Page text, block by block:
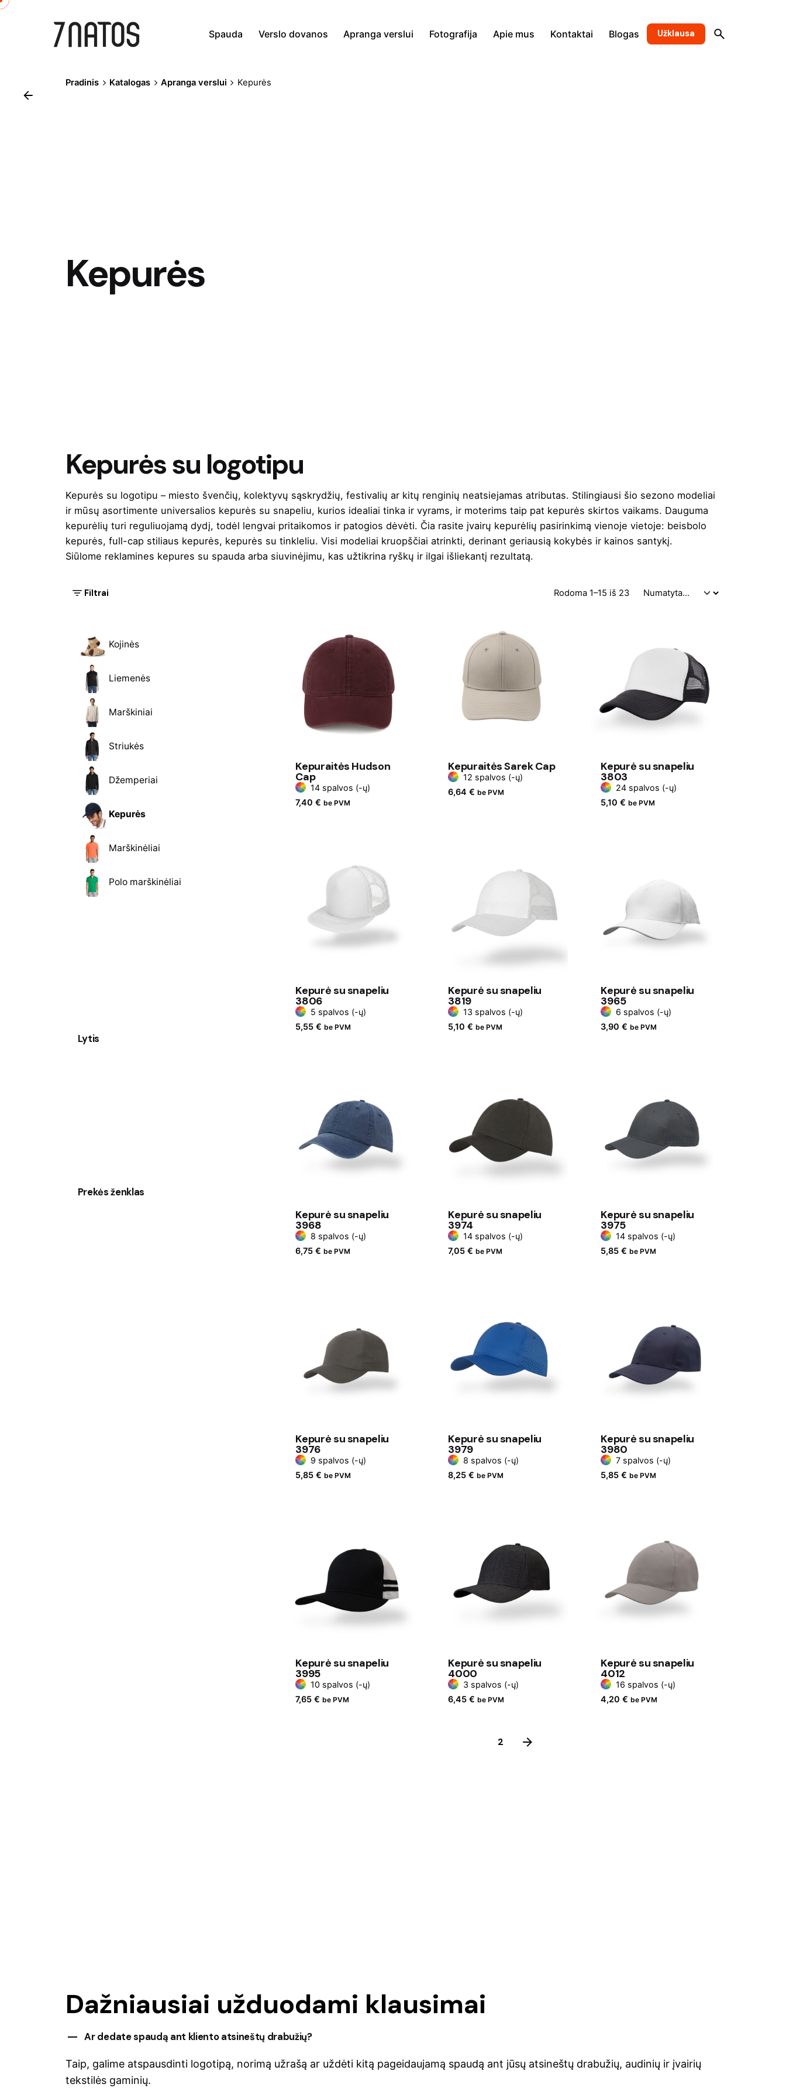
Skip
Spauda Verslo dovanos Apranga verslui Fotografija Apie mus Kontaktai Blogas Užklausa
Pradinis Katalogas Apranga verslui Kepurės
Kepurės
Kepurės su logotipu
Kepurės su logotipu – miesto švenčių, kolektyvų sąskrydžių, festivalių ar kitų renginių neatsiejamas atributas. Stilingiausi šio sezono modeliai
ir mūsų asortimente universalios kepurės su snapeliu, kurios idealiai tinka ir vyrams, ir moterims taip pat kepurės skirtos vaikams. Dauguma
kepurėlių turi reguliuojamą dydį, todėl lengvai pritaikomos ir patogios dėvėti. Čia rasite įvairų kepurėlių pasirinkimą vienoje vietoje: beisbolo
kepurės, full-cap stiliaus kepurės, kepurės su tinkleliu. Visi modeliai kruopščiai atrinkti, derinant geriausią kokybės ir kainos santykį.
Siūlome reklamines kepures su spauda arba siuvinėjimu, kas užtikrina ryškų ir ilgai išliekantį rezultatą.
Filtrai Rodoma 1–15 iš 23
Kojinės
Liemenės
Marškiniai
Striukės
Džemperiai
Kepurės
Marškinėliai
Polo marškinėliai
Lytis
Prekės ženklas
Kepuraitės Hudson
Cap
14 spalvos (-ų)
7,40€ be PVM
Kepuraitės Sarek Cap
12 spalvos (-ų)
6,64€ be PVM
Kepurė su snapeliu
3803
24 spalvos (-ų)
5,10€ be PVM
Kepurė su snapeliu
3806
5 spalvos (-ų)
5,55€ be PVM
Kepurė su snapeliu
3819
13 spalvos (-ų)
5,10€ be PVM
Kepurė su snapeliu
3965
6 spalvos (-ų)
3,90€ be PVM
Kepurė su snapeliu
3968
8 spalvos (-ų)
6,75€ be PVM
Kepurė su snapeliu
3974
14 spalvos (-ų)
7,05€ be PVM
Kepurė su snapeliu
3975
14 spalvos (-ų)
5,85€ be PVM
Kepurė su snapeliu
3976
9 spalvos (-ų)
5,85€ be PVM
Kepurė su snapeliu
3979
8 spalvos (-ų)
8,25€ be PVM
Kepurė su snapeliu
3980
7 spalvos (-ų)
5,85€ be PVM
Kepurė su snapeliu
3995
10 spalvos (-ų)
7,65€ be PVM
Kepurė su snapeliu
4000
3 spalvos (-ų)
6,45€ be PVM
Kepurė su snapeliu
4012
16 spalvos (-ų)
4,20€ be PVM
2
Dažniausiai užduodami klausimai
Ar dedate spaudą ant kliento atsineštų drabužių?
Taip, galime atspausdinti logotipą, norimą užrašą ar uždėti kitą pageidaujamą spaudą ant jūsų atsineštų drabužių, audinių ir įvairių
tekstilės gaminių.